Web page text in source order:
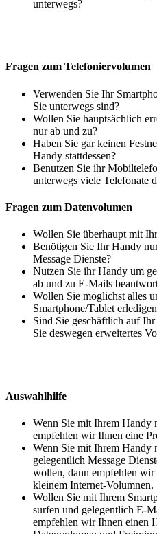
unterwegs?
Fragen zum Telefoniervolumen
Verwenden Sie Ihr
Sie unterwegs sind?
Wollen Sie hauptsächlich
nur ab und zu?
Haben Sie gar keinen
Handy stattdessen?
Benutzen Sie ihr
unterwegs viele Telefonate
Fragen zum Datenvolumen
Wollen Sie überhaupt mit
Benötigen Sie Ihr Handy
Message Dienste?
Nutzen Sie ihr Handy um
ab und zu E-Mails
Wollen Sie möglichst alles
Smartphone/Tablet
Sind Sie geschäftlich auf
Sie deswegen erweitertes
Auswahlhilfe
Wenn Sie mit Ihrem Handy
empfehlen wir Ihnen eine
Wenn Sie mit Ihrem Handy
gelegentlich Message
wollen, dann empfehlen
kleinem Internet-Volumnen.
Wollen Sie mit Ihrem
surfen und gelegentlich E-
empfehlen wir Ihnen einen